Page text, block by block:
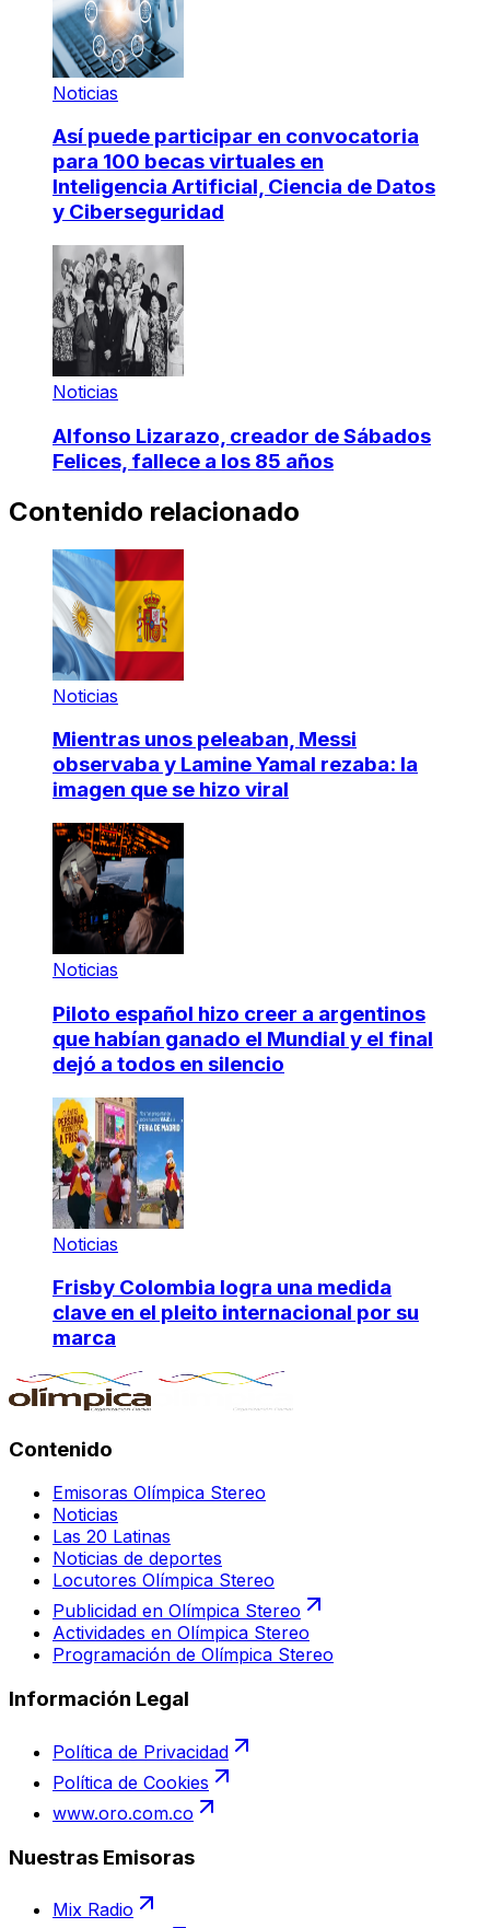
Noticias
Así puede participar en convocatoria
para 100 becas virtuales en
Inteligencia Artificial, Ciencia de Datos
y Ciberseguridad
Noticias
Alfonso Lizarazo, creador de Sábados
Felices, fallece a los 85 años
Contenido relacionado
Noticias
Mientras unos peleaban, Messi
observaba y Lamine Yamal rezaba: la
imagen que se hizo viral
Noticias
Piloto español hizo creer a argentinos
que habían ganado el Mundial y el final
dejó a todos en silencio
Noticias
Frisby Colombia logra una medida
clave en el pleito internacional por su
marca
Contenido
Emisoras Olímpica Stereo
Noticias
Las 20 Latinas
Noticias de deportes
Locutores Olímpica Stereo
Publicidad en Olímpica Stereo
Actividades en Olímpica Stereo
Programación de Olímpica Stereo
Información Legal
Política de Privacidad
Política de Cookies
www.oro.com.co
Nuestras Emisoras
Mix Radio